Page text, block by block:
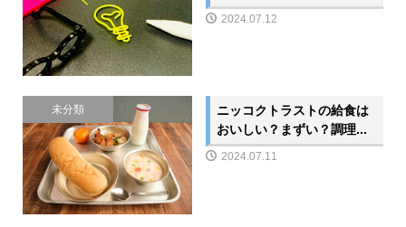
2024.07.12
未分類
ニッコクトラストの給食は
おいしい？まずい？調理...
2024.07.11